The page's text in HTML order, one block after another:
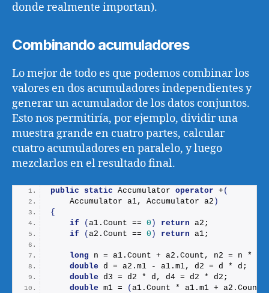
donde realmente importan).
Combinando acumuladores
Lo mejor de todo es que podemos combinar los
valores en dos acumuladores independientes y
generar un acumulador de los datos conjuntos.
Esto nos permitiría, por ejemplo, dividir una
muestra grande en cuatro partes, calcular
cuatro acumuladores en paralelo, y luego
mezclarlos en el resultado final.
public static Accumulator operator + (
    Accumulator a1, Accumulator a2
)
{
if
(a1. Count == 0 ) return a2;
if
(a2. Count == 0 ) return a1;
long n = a1. Count + a2. Count , n2 = n * n;
double d = a2. m1 - a1. m1, d2 = d * d;
double d3 = d2 * d, d4 = d2 * d2;
double m1 = (a1. Count * a1. m1 + a2. Count